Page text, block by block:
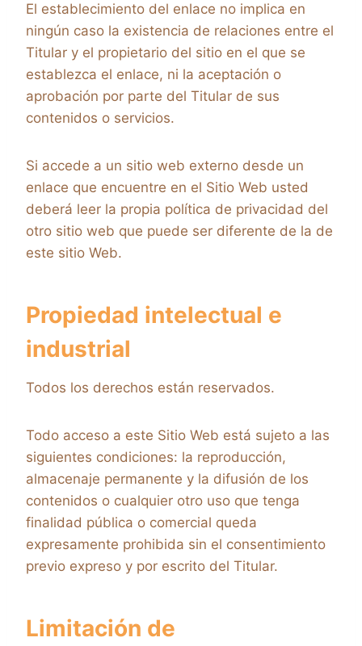
El establecimiento del enlace no implica en
ningún caso la existencia de relaciones entre el
Titular y el propietario del sitio en el que se
establezca el enlace, ni la aceptación o
aprobación por parte del Titular de sus
contenidos o servicios.
Si accede a un sitio web externo desde un
enlace que encuentre en el Sitio Web usted
deberá leer la propia política de privacidad del
otro sitio web que puede ser diferente de la de
este sitio Web.
Propiedad intelectual e
industrial
Todos los derechos están reservados.
Todo acceso a este Sitio Web está sujeto a las
siguientes condiciones: la reproducción,
almacenaje permanente y la difusión de los
contenidos o cualquier otro uso que tenga
finalidad pública o comercial queda
expresamente prohibida sin el consentimiento
previo expreso y por escrito del Titular.
Limitación de